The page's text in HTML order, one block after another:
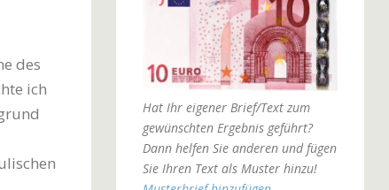
des
ich
Hat Ihr eigener Brief/Text zum
gewünschten Ergebnis geführt?
Dann helfen Sie anderen und fügen
Sie Ihren Text als Muster hinzu!